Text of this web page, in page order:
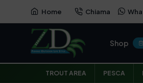
Home Chiama
Shop
TROUT AREA PESCA